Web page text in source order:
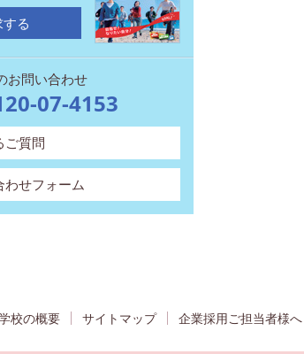
る
お問い合わせ
07-4153
ご質問
わせフォーム
校の概要 サイトマップ 企業採用ご担当者様へ